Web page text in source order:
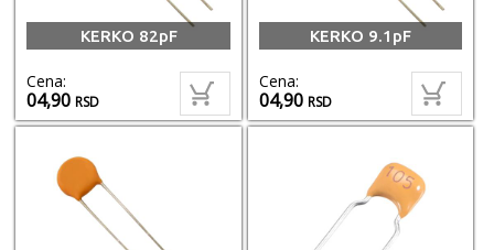
KERKO 82pF
Cena:
04,90RSD
KERKO 9.1pF
Cena:
04,90RSD